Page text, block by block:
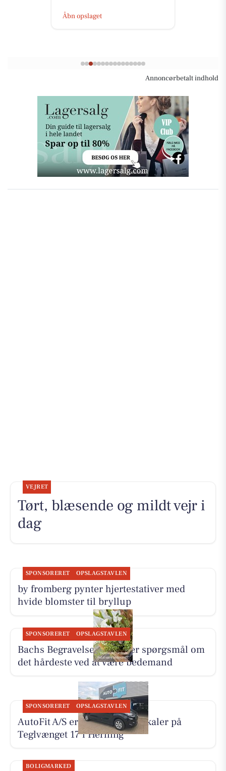
Åbn opslaget
Annoncørbetalt indhold
VEJRET
Tørt, blæsende og mildt vejr i
dag
SPONSORERET OPSLAGSTAVLEN
by fromberg pynter hjertestativer med
hvide blomster til bryllup
SPONSORERET OPSLAGSTAVLEN
Bachs Begravelser besvarer spørgsmål om
det hårdeste ved at være bedemand
SPONSORERET OPSLAGSTAVLEN
AutoFit A/S er flyttet til nye lokaler på
Teglvænget 17 i Herning
BOLIGMARKED